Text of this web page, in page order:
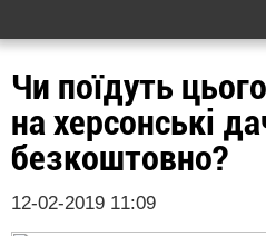
Чи поїдуть
на херсонські
безкоштовно?
12-02-2019 11:09